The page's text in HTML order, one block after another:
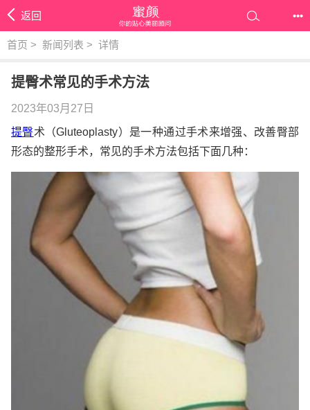
返回 •••
首页 > 新闻列表 > 详情
提臀术常见的手术方法
2023年03月27日
提臀术（Gluteoplasty）是一种通过手术来增强、改善臀部
形态的整形手术，常见的手术方法包括下面几种：